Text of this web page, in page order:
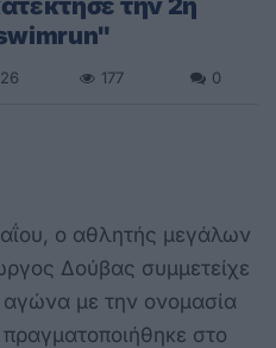
177 0
ο αθλητής μεγάλων
Δούβας συμμετείχε
αγώνα με την ονομασία
στο